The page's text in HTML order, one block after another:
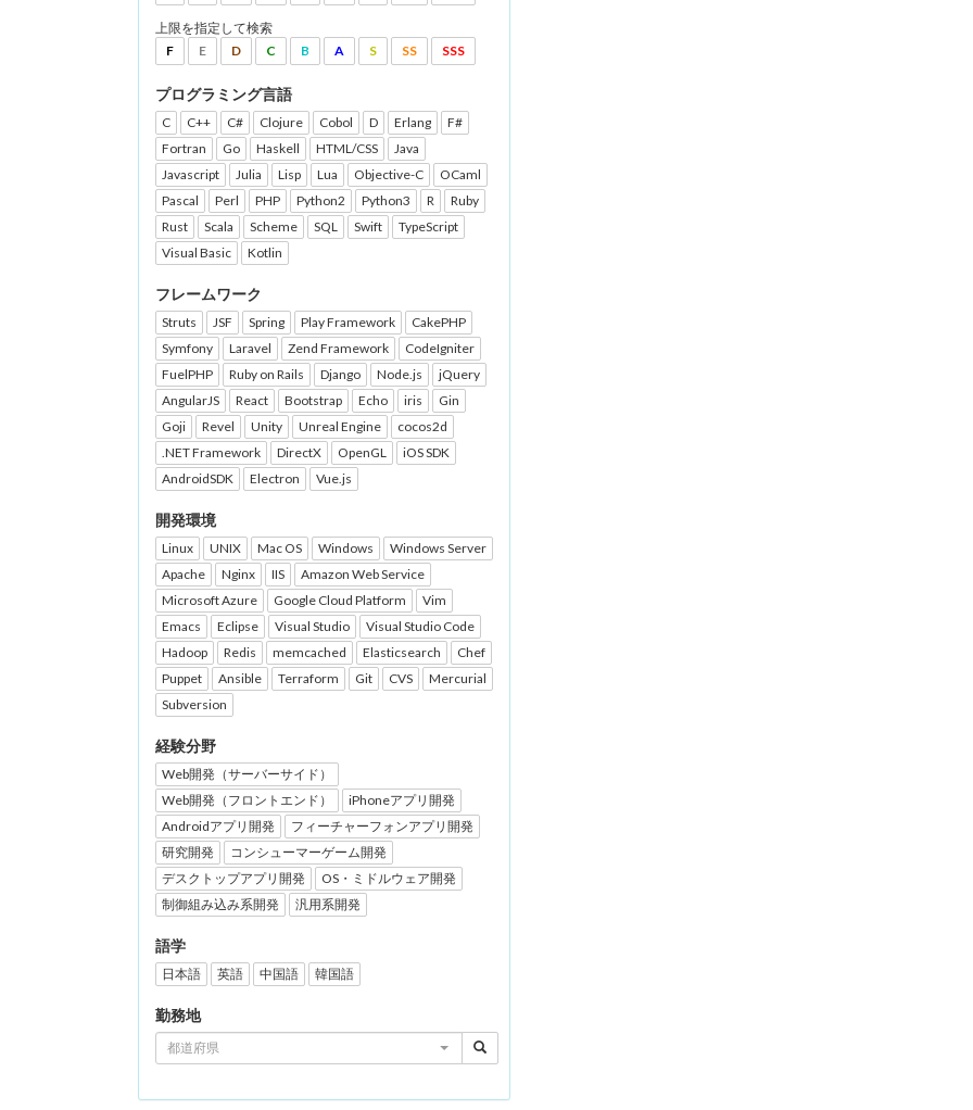
上限を指定して検索
F
E D C B A S SS SSS
プログラミング言語
C C++ C# Clojure Cobol D Erlang
F#
Fortran
Go Haskell HTML/CSS
Java
Javascript
Julia Lisp Lua Objective-C
OCaml
Pascal
Perl PHP Python2 Python3 R
Ruby
Rust
Scala Scheme SQL Swift
TypeScript
Visual Basic
Kotlin
フレームワーク
Struts JSF Spring Play Framework
CakePHP
Symfony
Laravel Zend Framework
CodeIgniter
FuelPHP
Ruby on Rails Django Node.js
jQuery
AngularJS
React Bootstrap Echo iris
Gin
Goji
Revel Unity Unreal Engine
cocos2d
.NET Framework
DirectX OpenGL
iOS SDK
AndroidSDK
Electron Vue.js
開発環境
Linux UNIX Mac OS Windows
Windows Server
Apache
Nginx IIS
Amazon Web Service
Microsoft Azure
Google Cloud Platform
Vim
Emacs
Eclipse Visual Studio
Visual Studio Code
Hadoop
Redis memcached Elasticsearch
Chef
Puppet
Ansible Terraform Git CVS
Mercurial
Subversion
経験分野
Web開発（サーバーサイド）
Web開発（フロントエンド）
iPhoneアプリ開発
Androidアプリ開発
フィーチャーフォンアプリ開発
研究開発
コンシューマーゲーム開発
デスクトップアプリ開発
OS・ミドルウェア開発
制御組み込み系開発
汎用系開発
語学
日本語 英語 中国語 韓国語
勤務地
都道府県